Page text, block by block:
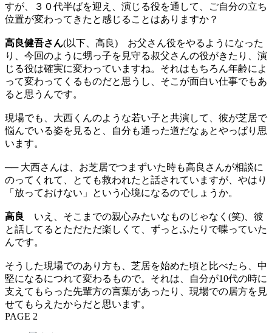
すが、３０代半ばを迎え、演じる役を通して、ご自分の立ち
位置が変わってきたと感じることはありますか？
高良健吾さん(以下、高良) お父さん役をやるようになった
り、今回のように甥っ子を見守る叔父さんの役がきたり、演
じる役は確実に変わっていますね。それはもちろん年齢によ
って変わってくるものだと思うし、そこが面白い仕事でもあ
ると思うんです。
現場でも、大西くんのような若い子と共演して、彼が芝居で
悩んでいる姿を見ると、自分も通った道だなぁとやっぱり思
います。
── 大西さんは、お芝居でつまずいた時も高良さんが相談に
のってくれて、とても救われたと話されていますが、やはり
「放っておけない」という心境になるのでしょうか。
高良
いえ、そこまでの親心みたいなものじゃなく(笑)、彼
と話してるとただただ楽しくて、ずっとふたりで喋っていた
んです。
そうした現場でのあり方も、芝居を始めた頃と比べたら、中
堅になるにつれて変わるもので。それは、自分が10代の時に
支えてもらった先輩方の言葉があったり、現場での居方を見
せてもらえたからだと思います。
PAGE 2